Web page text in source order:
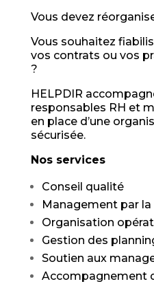
Vous devez
Vous souhaitez
vos contrats ou vos
?
HELPDIR
responsables RH et
en place d’une
sécurisée.
Nos services
Conseil qualité
Management par
Organisation
Gestion des
Soutien aux
Accompagnement